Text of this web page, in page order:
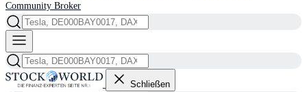
Community Broker
Schließen